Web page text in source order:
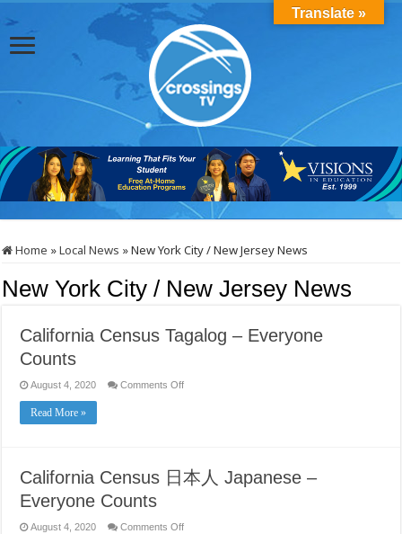
Home »Local News »New York City / New Jersey News
New York City / New Jersey News
California Census Tagalog – Everyone
Counts
August 4, 2020 Comments Offon
Read More »
California Census 日本人 Japanese –
Everyone Counts
August 4, 2020 Comments Offon
Translate »